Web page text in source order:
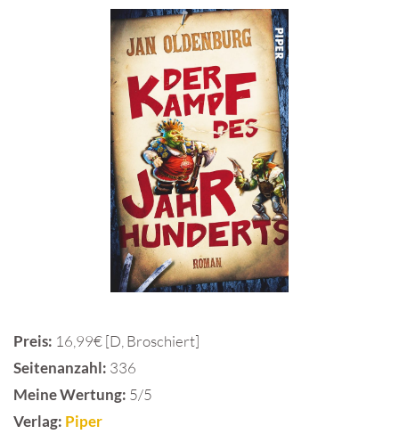
Preis: 16,99€ [D, Broschiert]
Seitenanzahl: 336
Meine Wertung: 5/5
Verlag: Piper